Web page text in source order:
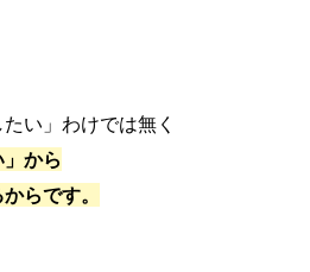
い」わけでは無く
」から
らです。